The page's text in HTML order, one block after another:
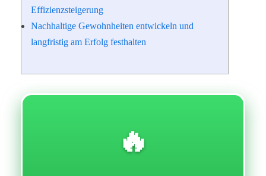
Effizienzsteigerung
Nachhaltige Gewohnheiten entwickeln und
langfristig am Erfolg festhalten
🔥